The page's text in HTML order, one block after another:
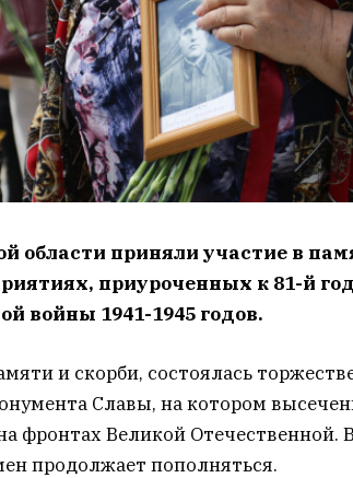
области приняли участие в
приуроченных к 81-й
войны 1941-1945 годов.
и скорби, состоялась
Славы, на котором
фронтах Великой Отечественной.
продолжает пополняться.